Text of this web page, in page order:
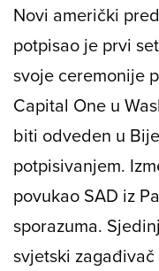
Novi američki
potpisao je prvi
svoje ceremonije
Capital One u
biti odveden u
potpisivanjem.
povukao SAD iz
sporazuma.
svjetski